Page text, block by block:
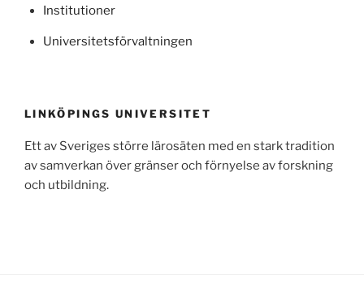
Institutioner
Universitetsförvaltningen
LINKÖPINGS UNIVERSITET
Ett av Sveriges större lärosäten med en stark tradition
av samverkan över gränser och förnyelse av forskning
och utbildning.